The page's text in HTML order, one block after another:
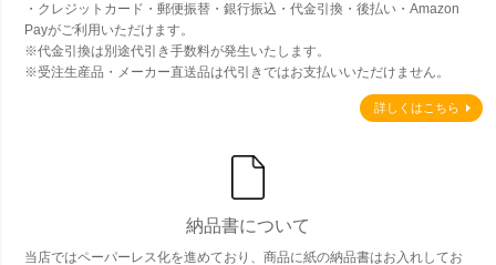
・クレジットカード・郵便振替・銀行振込・代金引換・後払い・Amazon
Payがご利用いただけます。
※代金引換は別途代引き手数料が発生いたします。
※受注生産品・メーカー直送品は代引きではお支払いいただけません。
詳しくはこちら
納品書について
当店ではペーパーレス化を進めており、商品に紙の納品書はお入れしてお